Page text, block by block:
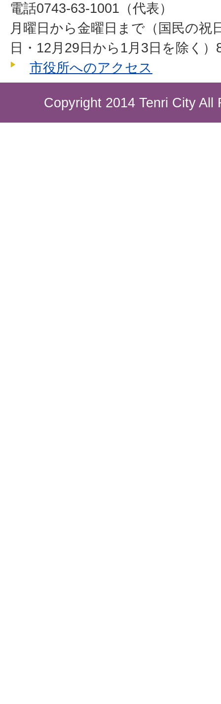
電話0743-63-1001（代表）
月曜日から金曜日まで（国民の祝
日・12月29日から1月3日を除く
市役所へのアクセス
Copyright 2014 Tenri City All